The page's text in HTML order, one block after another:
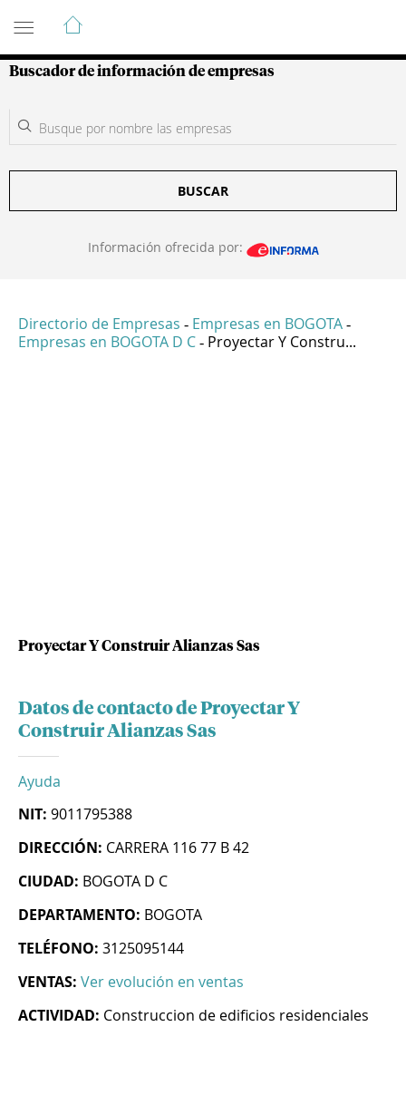
Guía de Empresas Colombianas
Buscador de información de empresas
BUSCAR
Información ofrecida por:
Directorio de Empresas - Empresas en BOGOTA -
Empresas en BOGOTA D C - Proyectar Y Constru...
Proyectar Y Construir Alianzas Sas
Datos de contacto de Proyectar Y
Construir Alianzas Sas
Ayuda
NIT: 9011795388
DIRECCIÓN: CARRERA 116 77 B 42
CIUDAD: BOGOTA D C
DEPARTAMENTO: BOGOTA
TELÉFONO: 3125095144
VENTAS: Ver evolución en ventas
ACTIVIDAD: Construccion de edificios residenciales